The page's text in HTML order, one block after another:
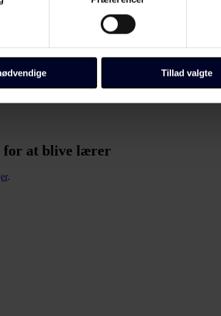
på hele websitet.
dine indstillinger, herunder trække din accept
eller på vores
på alle Fagbladet Folkeskolens domæner. Få
Tillad valgte
har overstået skolestart og forældremøder.
blevet billigere. Det er en god måde at få folk, der
for at blive lærer
.